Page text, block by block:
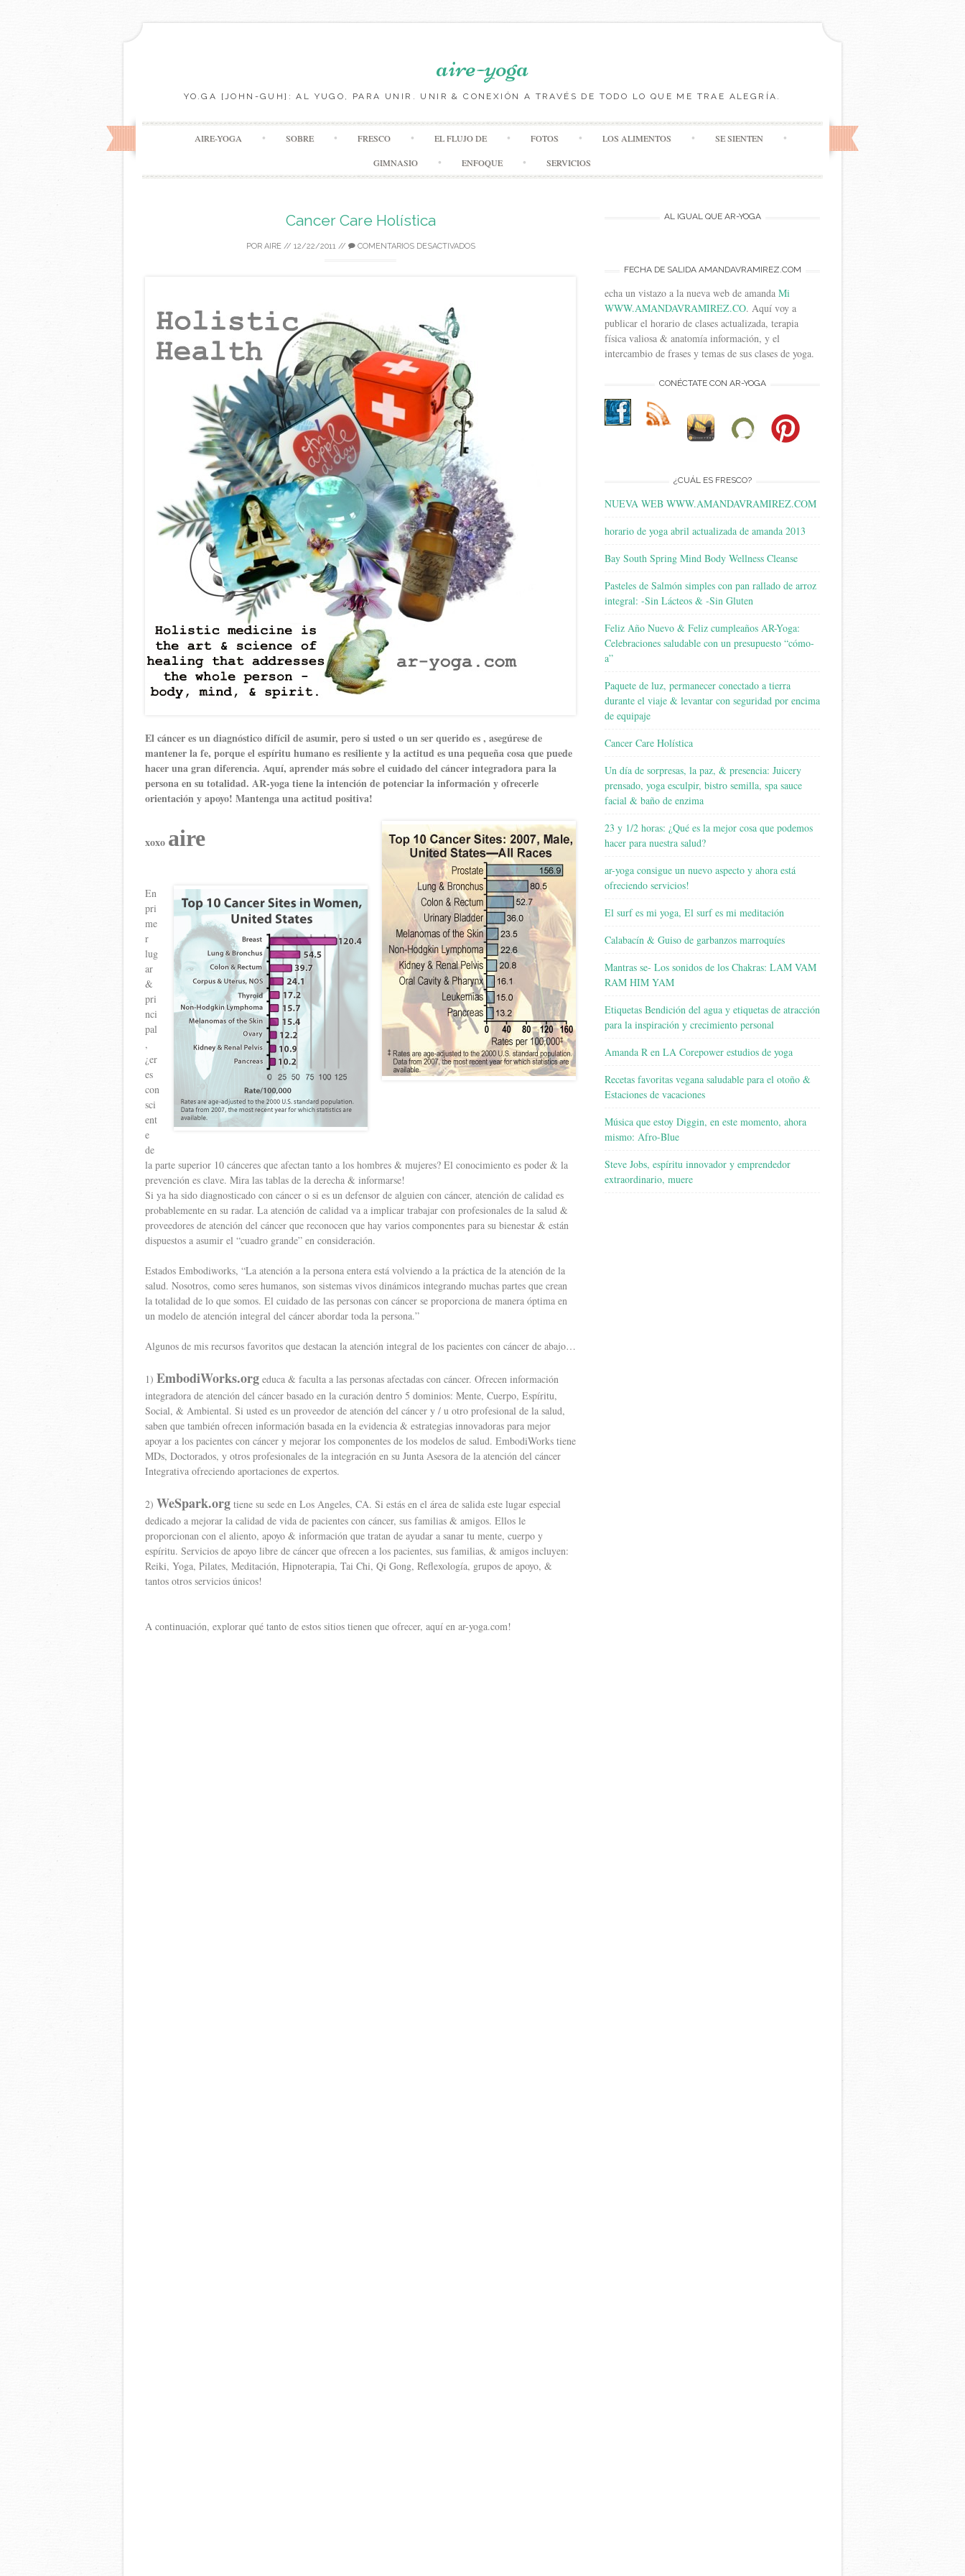
aire-yoga
YO.GA [JOHN-GUH]: AL YUGO, PARA UNIR. UNIR & CONEXIÓN A TRAVÉS DE TODO LO QUE ME TRAE ALEGRÍA.
AIRE-YOGA SOBRE FRESCO EL FLUJO DE FOTOS LOS ALIMENTOS SE SIENTEN
GIMNASIO ENFOQUE SERVICIOS
Cancer Care Holística
POR AIRE// 12/22/2011// COMENTARIOS DESACTIVADOS
El cáncer es un diagnóstico difícil de asumir, pero si usted o un ser querido es , asegúrese de
mantener la fe, porque el espíritu humano es resiliente y la actitud es una pequeña cosa que puede
hacer una gran diferencia. Aquí, aprender más sobre el cuidado del cáncer integradora para la
persona en su totalidad. AR-yoga tiene la intención de potenciar la información y ofrecerle
orientación y apoyo! Mantenga una actitud positiva!
xoxo aire
En
pri
me
r
lug
ar
&
pri
nci
pal
,
¿er
es
con
sci
ent
e
de
la parte superior 10 cánceres que afectan tanto a los hombres & mujeres? El conocimiento es poder & la
prevención es clave. Mira las tablas de la derecha & informarse!
Si ya ha sido diagnosticado con cáncer o si es un defensor de alguien con cáncer, atención de calidad es
probablemente en su radar. La atención de calidad va a implicar trabajar con profesionales de la salud &
proveedores de atención del cáncer que reconocen que hay varios componentes para su bienestar & están
dispuestos a asumir el “cuadro grande” en consideración.
Estados Embodiworks, “La atención a la persona entera está volviendo a la práctica de la atención de la
salud. Nosotros, como seres humanos, son sistemas vivos dinámicos integrando muchas partes que crean
la totalidad de lo que somos. El cuidado de las personas con cáncer se proporciona de manera óptima en
un modelo de atención integral del cáncer abordar toda la persona.”
Algunos de mis recursos favoritos que destacan la atención integral de los pacientes con cáncer de abajo…
1) EmbodiWorks.org educa & faculta a las personas afectadas con cáncer. Ofrecen información
integradora de atención del cáncer basado en la curación dentro 5 dominios: Mente, Cuerpo, Espíritu,
Social, & Ambiental. Si usted es un proveedor de atención del cáncer y / u otro profesional de la salud,
saben que también ofrecen información basada en la evidencia & estrategias innovadoras para mejor
apoyar a los pacientes con cáncer y mejorar los componentes de los modelos de salud. EmbodiWorks tiene
MDs, Doctorados, y otros profesionales de la integración en su Junta Asesora de la atención del cáncer
Integrativa ofreciendo aportaciones de expertos.
2) WeSpark.org tiene su sede en Los Angeles, CA. Si estás en el área de salida este lugar especial
dedicado a mejorar la calidad de vida de pacientes con cáncer, sus familias & amigos. Ellos le
proporcionan con el aliento, apoyo & información que tratan de ayudar a sanar tu mente, cuerpo y
espíritu. Servicios de apoyo libre de cáncer que ofrecen a los pacientes, sus familias, & amigos incluyen:
Reiki, Yoga, Pilates, Meditación, Hipnoterapia, Tai Chi, Qi Gong, Reflexología, grupos de apoyo, &
tantos otros servicios únicos!
A continuación, explorar qué tanto de estos sitios tienen que ofrecer, aquí en ar-yoga.com!
AL IGUAL QUE AR-YOGA
FECHA DE SALIDA AMANDAVRAMIREZ.COM
echa un vistazo a la nueva web de amanda Mi
WWW.AMANDAVRAMIREZ.CO. Aquí voy a
publicar el horario de clases actualizada, terapia
física valiosa & anatomía información, y el
intercambio de frases y temas de sus clases de yoga.
CONÉCTATE CON AR-YOGA
¿CUÁL ES FRESCO?
NUEVA WEB WWW.AMANDAVRAMIREZ.COM
horario de yoga abril actualizada de amanda 2013
Bay South Spring Mind Body Wellness Cleanse
Pasteles de Salmón simples con pan rallado de arroz
integral: -Sin Lácteos & -Sin Gluten
Feliz Año Nuevo & Feliz cumpleaños AR-Yoga:
Celebraciones saludable con un presupuesto “cómo-
a”
Paquete de luz, permanecer conectado a tierra
durante el viaje & levantar con seguridad por encima
de equipaje
Cancer Care Holística
Un día de sorpresas, la paz, & presencia: Juicery
prensado, yoga esculpir, bistro semilla, spa sauce
facial & baño de enzima
23 y 1/2 horas: ¿Qué es la mejor cosa que podemos
hacer para nuestra salud?
ar-yoga consigue un nuevo aspecto y ahora está
ofreciendo servicios!
El surf es mi yoga, El surf es mi meditación
Calabacín & Guiso de garbanzos marroquíes
Mantras se- Los sonidos de los Chakras: LAM VAM
RAM HIM YAM
Etiquetas Bendición del agua y etiquetas de atracción
para la inspiración y crecimiento personal
Amanda R en LA Corepower estudios de yoga
Recetas favoritas vegana saludable para el otoño &
Estaciones de vacaciones
Música que estoy Diggin, en este momento, ahora
mismo: Afro-Blue
Steve Jobs, espíritu innovador y emprendedor
extraordinario, muere